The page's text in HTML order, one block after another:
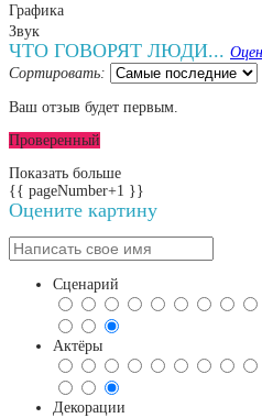
Графика
Звук
ЧТО ГОВОРЯТ ЛЮДИ...
Сортировать:
Ваш отзыв будет первым.
Проверенный
Показать больше
{{ pageNumber+1 }}
Оцените картину
Сценарий
Актёры
Декорации